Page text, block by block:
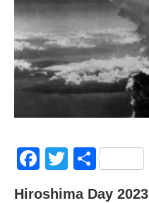
Facebook
TwitterShare
Hiroshima Day 2023